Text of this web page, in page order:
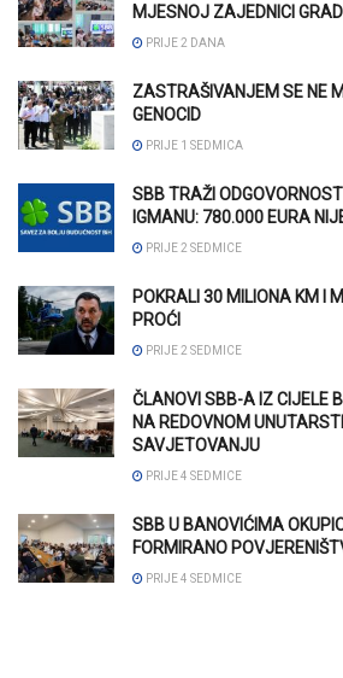
MJESNOJ ZAJEDNICI
PRIJE 2 DANA
ZASTRAŠIVANJEM SE NE
GENOCID
PRIJE 1 SEDMICA
SBB TRAŽI
IGMANU: 780.000 EURA
PRIJE 2 SEDMICE
POKRALI 30 MILIONA KM I
PROĆI
PRIJE 2 SEDMICE
ČLANOVI SBB-A IZ CIJELE
NA REDOVNOM
SAVJETOVANJU
PRIJE 4 SEDMICE
SBB U BANOVIĆIMA
FORMIRANO
PRIJE 4 SEDMICE